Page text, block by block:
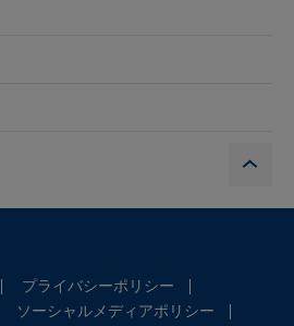
プライバシーポリシー
ソーシャルメディアポリシー